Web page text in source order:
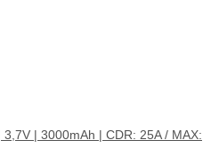
| 3000mAh | CDR: 25A / MAX: